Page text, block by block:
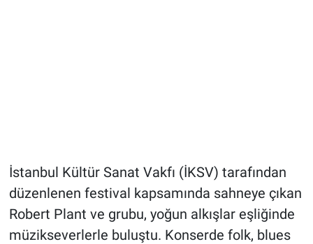
İstanbul Kültür Sanat Vakfı (İKSV) tarafından
düzenlenen festival kapsamında sahneye çıkan
Robert Plant ve grubu, yoğun alkışlar eşliğinde
müzikseverlerle buluştu. Konserde folk, blues